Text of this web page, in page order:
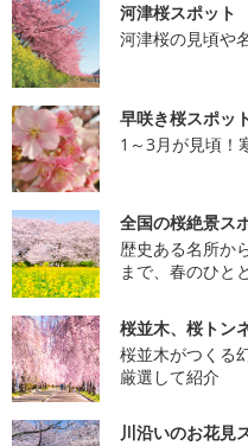
河津桜スポット
河津桜の見頃や
早咲き桜スポッ
1～3月が見頃！
全国の桜絶景ス
歴史ある名所か
まで、春のひと
桜並木、桜トン
桜並木がつくる
厳選して紹介
川沿いのお花見